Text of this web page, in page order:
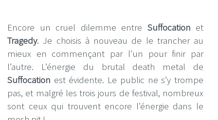
Encore un cruel dilemme entre Suffocation et
Tragedy. Je choisis à nouveau de le trancher au
mieux en commençant par l’un pour finir par
l’autre. L’énergie du brutal death metal de
Suffocation est évidente. Le public ne s’y trompe
pas, et malgré les trois jours de festival, nombreux
sont ceux qui trouvent encore l’énergie dans le